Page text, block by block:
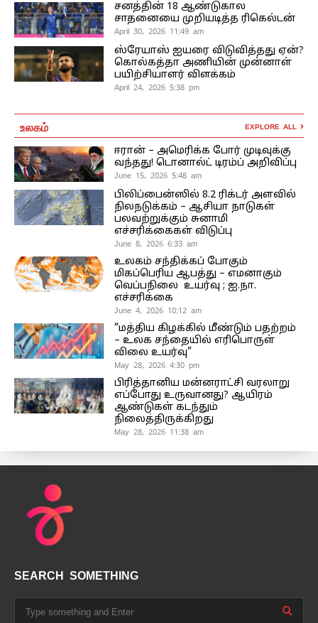
சனத்தின் 18 ஆண்டுகால
சாதனையை முறியடித்த ரிகெல்டன்
April 30, 2026 11:49 am
ஸ்ரேயாஸ் ஐயரை விடுவித்தது ஏன்?
கொல்கத்தா அணியின் முன்னாள்
பயிற்சியாளர் விளக்கம்
April 24, 2026 5:38 pm
உலகம் EXPLORE ALL
ஈரான் – அமெரிக்க போர் முடிவுக்கு
வந்தது! டொனால்ட் டிரம்ப் அறிவிப்பு
June 15, 2026 5:48 am
பிலிப்பைன்ஸில் 8.2 ரிக்டர் அளவில்
நிலநடுக்கம் – ஆசியா நாடுகள்
பலவற்றுக்கும் சுனாமி
எச்சரிக்கைகள் விடுப்பு
June 8, 2026 6:33 am
உலகம் சந்திக்கப் போகும்
மிகப்பெரிய ஆபத்து – எமனாகும்
வெப்பநிலை உயர்வு ; ஐ.நா.
எச்சரிக்கை
June 4, 2026 10:12 am
“மத்திய கிழக்கில் மீண்டும் பதற்றம்
– உலக சந்தையில் எரிபொருள்
விலை உயர்வு”
May 28, 2026 4:30 pm
பிரித்தானிய மன்னராட்சி வரலாறு
எப்போது உருவானது? ஆயிரம்
ஆண்டுகள் கடந்தும்
நிலைத்திருக்கிறது
May 28, 2026 11:38 am
SEARCH SOMETHING